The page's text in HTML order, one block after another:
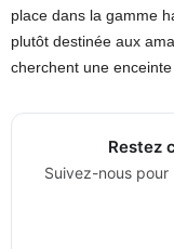
place dans la gamme
plutôt destinée aux
cherchent une
Restez
Suivez-nous pour